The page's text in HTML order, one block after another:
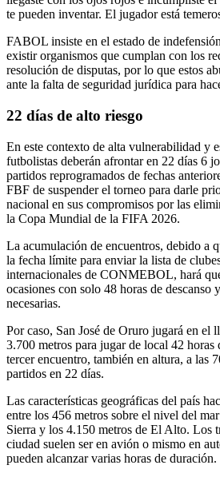
te pueden inventar. El jugador está
FABOL insiste en el estado de
existir organismos que cumplan con los
resolución de disputas, por lo que estos
ante la falta de seguridad jurídica para
22 días de alto riesgo
En este contexto de alta vulnerabilidad y
futbolistas deberán afrontar en 22 días 6
partidos reprogramados de fechas
FBF de suspender el torneo para darle
nacional en sus compromisos por las
la Copa Mundial de la FIFA 2026.
La acumulación de encuentros, debido a
la fecha límite para enviar la lista de
internacionales de CONMEBOL, hará
ocasiones con solo 48 horas de descanso
necesarias.
Por caso, San José de Oruro jugará en el
3.700 metros para jugar de local 42 horas
tercer encuentro, también en altura, a las
partidos en 22 días.
Las características geográficas del país
entre los 456 metros sobre el nivel del
Sierra y los 4.150 metros de El Alto. Los
ciudad suelen ser en avión o mismo en
pueden alcanzar varias horas de duración.